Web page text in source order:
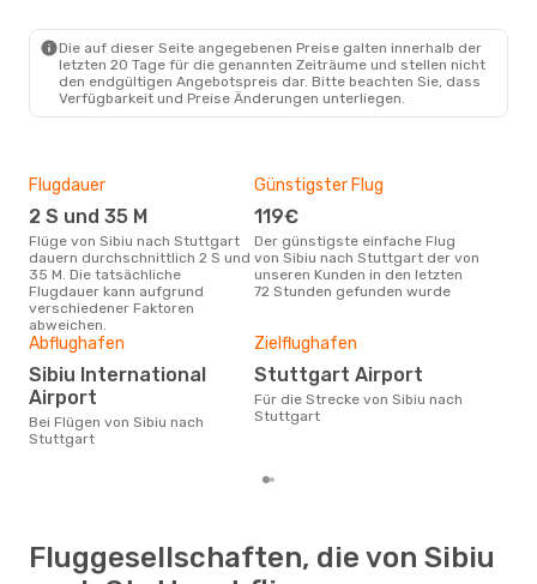
Mi., 16. Sept. - Mi., 23. Sept.
Austrian Airlines
1 Zwischenstopp
SBZ- STR
Die auf dieser Seite angegebenen Preise galten innerhalb der
letzten 20 Tage für die genannten Zeiträume und stellen nicht
den endgültigen Angebotspreis dar. Bitte beachten Sie, dass
Verfügbarkeit und Preise Änderungen unterliegen.
Flugdauer
2 S und 35 M
Flüge von Sibiu nach Stuttgart
dauern durchschnittlich 2 S und
35 M. Die tatsächliche
Flugdauer kann aufgrund
verschiedener Faktoren
abweichen.
Günstigster Flug
119€
Der günstigste einfache Flug
von Sibiu nach Stuttgart der von
unseren Kunden in den letzten
72 Stunden gefunden wurde
Abflughafen
Sibiu International
Airport
Bei Flügen von Sibiu nach
Stuttgart
Zielflughafen
Stuttgart Airport
Für die Strecke von Sibiu nach
Stuttgart
Fluggesellschaften, die von Sibiu